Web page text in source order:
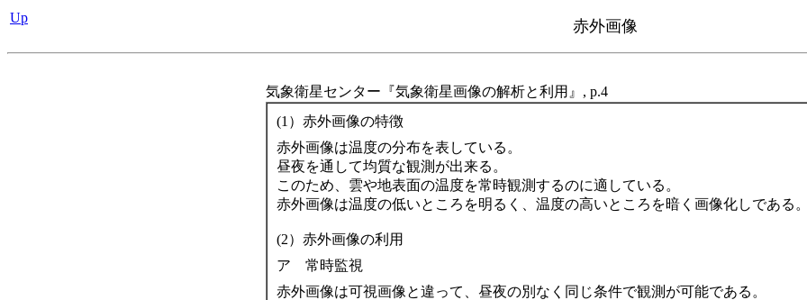
Up 赤外画像
気象衛星センター『気象衛星画像の解析と利用』, p.4
(1）赤外画像の特徴
赤外画像は温度の分布を表している。
昼夜を通して均質な観測が出来る。
このため、雲や地表面の温度を常時観測するのに適している。
赤外画像は温度の低いところを明るく、温度の高いところを暗く画像化しである。
(2）赤外画像の利用
ア 常時監視
赤外画像は可視画像と違って、昼夜の別なく同じ条件で観測が可能である。